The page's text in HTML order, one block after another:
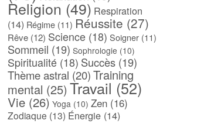
Religion (49) Respiration
(14) Régime(11) Réussite (27)
Rêve(12) Science (18) Soigner(11)
Sommeil (19) Sophrologie (10)
Spiritualité (18) Succès(19)
Thème astral (20)Training
mental (25) Travail (52)
Vie(26) Yoga (10) Zen(16)
Zodiaque (13) Énergie(14)